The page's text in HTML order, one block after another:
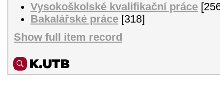
Vysokoškolské kvalifikační práce
Bakalářské práce [318]
Show full item record